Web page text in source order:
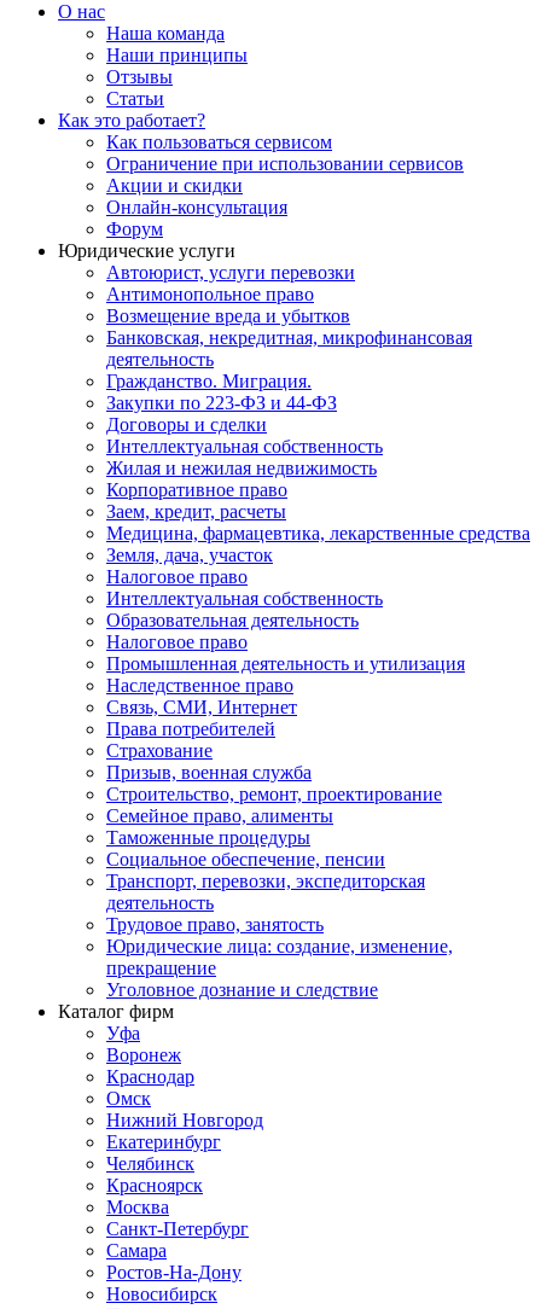
О нас
Наша команда
Наши принципы
Отзывы
Статьи
Как это работает?
Как пользоваться сервисом
Ограничение при использовании сервисов
Акции и скидки
Онлайн-консультация
Форум
Юридические услуги
Автоюрист, услуги перевозки
Антимонопольное право
Возмещение вреда и убытков
Банковская, некредитная, микрофинансовая
деятельность
Гражданство. Миграция.
Закупки по 223-ФЗ и 44-ФЗ
Договоры и сделки
Интеллектуальная собственность
Жилая и нежилая недвижимость
Корпоративное право
Заем, кредит, расчеты
Медицина, фармацевтика, лекарственные средства
Земля, дача, участок
Налоговое право
Интеллектуальная собственность
Образовательная деятельность
Налоговое право
Промышленная деятельность и утилизация
Наследственное право
Связь, СМИ, Интернет
Права потребителей
Страхование
Призыв, военная служба
Строительство, ремонт, проектирование
Семейное право, алименты
Таможенные процедуры
Социальное обеспечение, пенсии
Транспорт, перевозки, экспедиторская
деятельность
Трудовое право, занятость
Юридические лица: создание, изменение,
прекращение
Уголовное дознание и следствие
Каталог фирм
Уфа
Воронеж
Краснодар
Омск
Нижний Новгород
Екатеринбург
Челябинск
Красноярск
Москва
Санкт-Петербург
Самара
Ростов-На-Дону
Новосибирск